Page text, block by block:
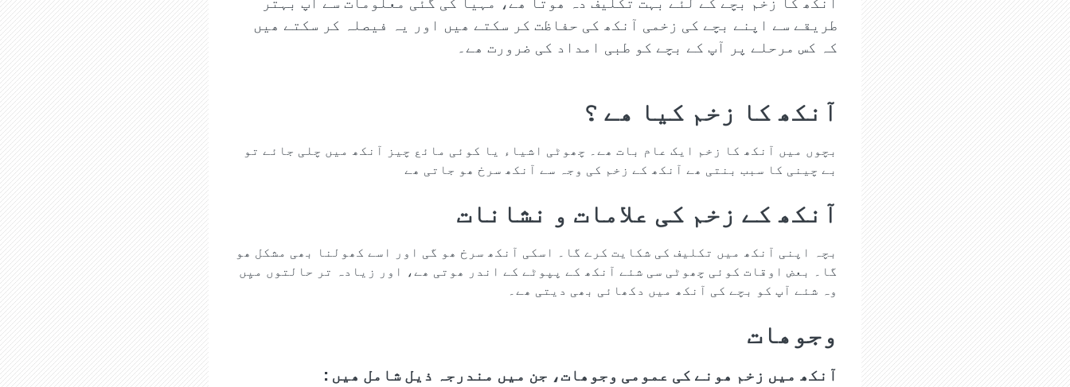
طریقے سے اپنے بچے کی زخمی آنکھ کی حفاظت کر سکتے ھیں اور یہ فیصلہ کر سکتے ھیں
کہ کس مرحلے پر آپ کے بچے کو طبی امداد کی ضرورت ھے۔
آنکھ کا زخم کیا ھے ؟
بچوں میں آنکھ کا زخم ایک عام بات ھے۔ چھوٹی اشیاء یا کوئی مائع چیز آنکھ میں چلی جائے تو
بے چینی کا سبب بنتی ھے آنکھ کے زخم کی وجہ سے آنکھ سرخ ھو جاتی ھے
آنکھ کے زخم کی علامات و نشانات
بچہ اپنی آنکھ میں تکلیف کی شکایت کرے گا۔ اسکی آنکھ سرخ ھو گی اور اسے کھولنا بھی مشکل ھو
گا۔ بعض اوقات کوئی چھوٹی سی شئے آنکھ کے پپوٹے کے اندر ھوتی ھے، اور زیادہ تر حالتوں میِں
وہ شئے آپ کو بچے کی آنکھ میں دکھائی بھی دیتی ھے۔
وجوھات
آنکھ میں زخم ھونے کی عمومی وجوھات، جن میں مندرجہ ذیل شامل ھیں :